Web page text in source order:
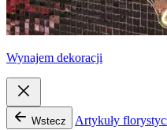
Wynajem dekoracji
Wstecz Artykuły